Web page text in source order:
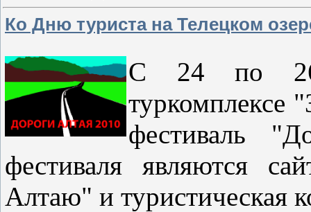
Ко Дню туриста на Телецком
С 24 по 26
туркомплексе
фестиваль
фестиваля являются
Алтаю" и туристическая